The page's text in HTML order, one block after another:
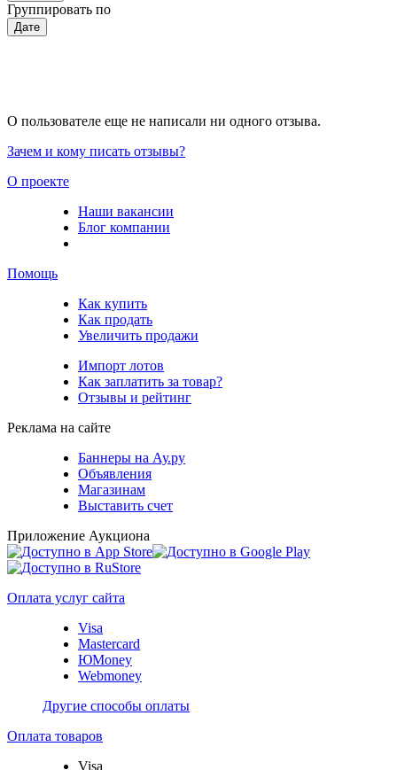
Группировать по
Дате
О пользователе еще не написали ни одного отзыва.
Зачем и кому писать отзывы?
О проекте
Наши вакансии
Блог компании
Помощь
Как купить
Как продать
Увеличить продажи
Импорт лотов
Как заплатить за товар?
Отзывы и рейтинг
Реклама на сайте
Баннеры на Ау.ру
Объявления
Магазинам
Выставить счет
Приложение Аукциона
Оплата услуг сайта
Visa
Mastercard
ЮMoney
Webmoney
Другие способы оплаты
Оплата товаров
Visa